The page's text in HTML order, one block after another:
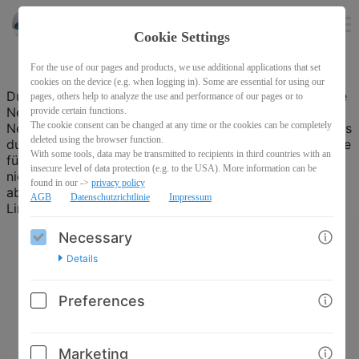
Durch den käuflichen Erwerb gelangst du NICHT auf die
Newsletter-Liste von Schreibfluss! Solltest du dennoch
Newsletter von Schreibfluss erhalten, bedeutet das, dass
du dich bereits früher oder anderweitig auf der Webseite
für den Newsletter eingetragen hast. Wenn du diesen
nicht mehr erhalten möchtest, kannst du ihn jederzeit
abbestellen, indem du im Newsletter ganz unten den
Link zum Abbestellen anklickst.
Schreib-Schatz: eBooks, Checklisten und
27,00€
Cookie Settings
For the use of our pages and products, we use additional applications that set
cookies on the device (e.g. when logging in). Some are essential for using our
pages, others help to analyze the use and performance of our pages or to
provide certain functions.
The cookie consent can be changed at any time or the cookies can be completely
deleted using the browser function.
With some tools, data may be transmitted to recipients in third countries with an
insecure level of data protection (e.g. to the USA). More information can be
found in our -> privacy policy
AGB
Datenschutzrichtlinie Impressum
Necessary
Details
Preferences
Marketing